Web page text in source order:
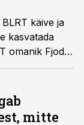
käive ja
kasvatada
omanik Fjodor
2020. Teisalt
mitte